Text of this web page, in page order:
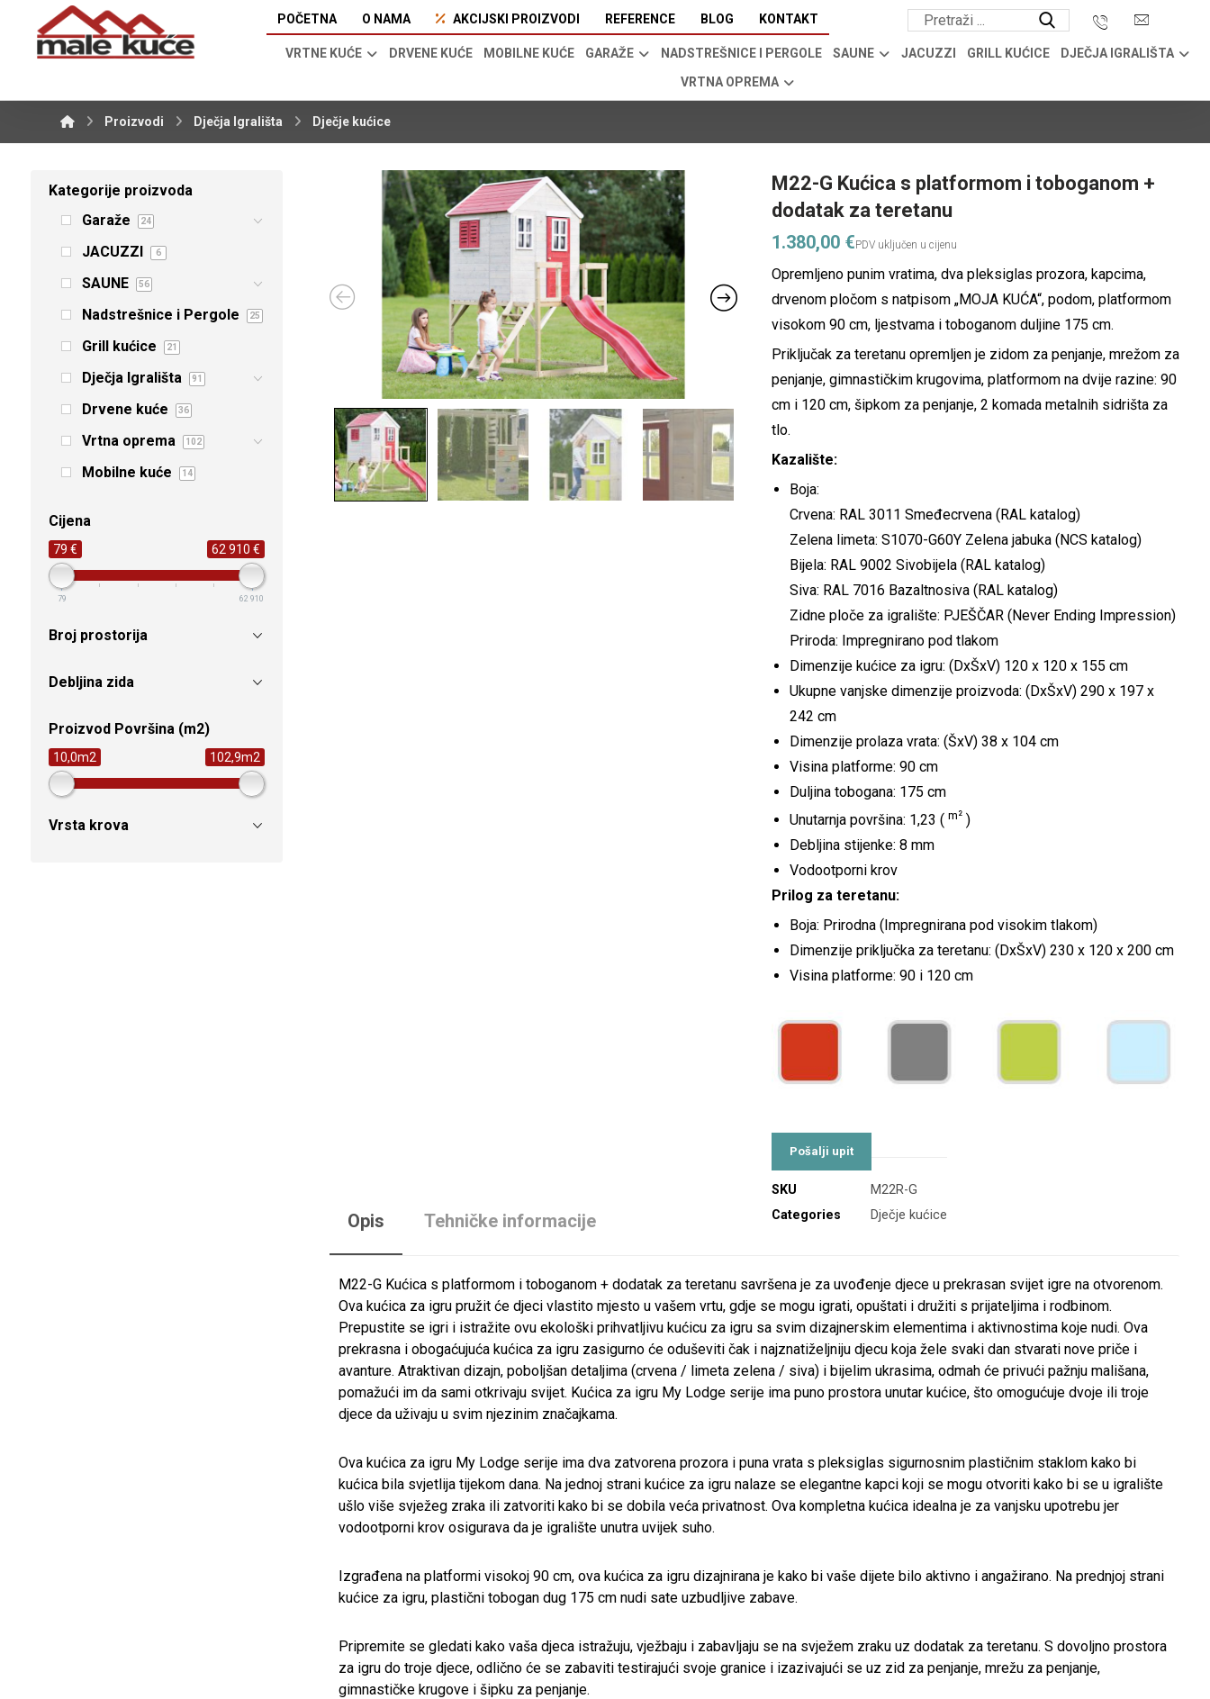
POČETNA O NAMA AKCIJSKI PROIZVODI REFERENCE BLOG KONTAKT
VRTNE KUĆE DRVENE KUĆE MOBILNE KUĆE GARAŽE NADSTREŠNICE I PERGOLE SAUNE JACUZZI GRILL KUĆICE
DJEČJA IGRALIŠTA
VRTNA OPREMA
Proizvodi Dječja Igrališta Dječje kućice
M22-G Kućica s platformom i toboganom +
dodatak za teretanu
1.380,00 €
Opremljeno punim vratima, dva pleksiglas prozora, kapcima,
drvenom pločom s natpisom „MOJA KUĆA“, podom, platformom
visokom 90 cm, ljestvama i toboganom duljine 175 cm.
Priključak za teretanu opremljen je zidom za penjanje, mrežom za
penjanje, gimnastičkim krugovima, platformom na dvije razine: 90
cm i 120 cm, šipkom za penjanje, 2 komada metalnih sidrišta za
tlo.
Kazalište:
Boja:
Crvena: RAL 3011 Smeđecrvena (RAL katalog)
Zelena limeta: S1070-G60Y Zelena jabuka (NCS katalog)
Bijela: RAL 9002 Sivobijela (RAL katalog)
Siva: RAL 7016 Bazaltnosiva (RAL katalog)
Zidne ploče za igralište: PJEŠČAR (Never Ending Impression)
Priroda: Impregnirano pod tlakom
Dimenzije kućice za igru: (DxŠxV) 120 x 120 x 155 cm
Ukupne vanjske dimenzije proizvoda: (DxŠxV) 290 x 197 x
242 cm
Dimenzije prolaza vrata: (ŠxV) 38 x 104 cm
Visina platforme: 90 cm
Duljina tobogana: 175 cm
Unutarnja površina: 1,23 ( m²)
Debljina stijenke: 8 mm
Vodootporni krov
Prilog za teretanu:
Boja: Prirodna (Impregnirana pod visokim tlakom)
Dimenzije priključka za teretanu: (DxŠxV) 230 x 120 x 200 cm
Visina platforme: 90 i 120 cm
SKU
M22R-G
Categories
Dječje kućice
Opis Tehničke informacije
M22-G Kućica s platformom i toboganom + dodatak za teretanu savršena je za uvođenje djece u prekrasan svijet igre na otvorenom.
Ova kućica za igru ​​pružit će djeci vlastito mjesto u vašem vrtu, gdje se mogu igrati, opuštati i družiti s prijateljima i rodbinom.
Prepustite se igri i istražite ovu ekološki prihvatljivu kućicu za igru ​​sa svim dizajnerskim elementima i aktivnostima koje nudi. Ova
prekrasna i obogaćujuća kućica za igru ​​zasigurno će oduševiti čak i najznatiželjniju djecu koja žele svaki dan stvarati nove priče i
avanture. Atraktivan dizajn, poboljšan detaljima (crvena / limeta zelena / siva) i bijelim ukrasima, odmah će privući pažnju mališana,
pomažući im da sami otkrivaju svijet. Kućica za igru ​​My Lodge serije ima puno prostora unutar kućice, što omogućuje dvoje ili troje
djece da uživaju u svim njezinim značajkama.
Ova kućica za igru ​​My Lodge serije ima dva zatvorena prozora i puna vrata s pleksiglas sigurnosnim plastičnim staklom kako bi
kućica bila svjetlija tijekom dana. Na jednoj strani kućice za igru ​​nalaze se elegantne kapci koji se mogu otvoriti kako bi se u igralište
ušlo više svježeg zraka ili zatvoriti kako bi se dobila veća privatnost. Ova kompletna kućica idealna je za vanjsku upotrebu jer
vodootporni krov osigurava da je igralište unutra uvijek suho.
Izgrađena na platformi visokoj 90 cm, ova kućica za igru ​​dizajnirana je kako bi vaše dijete bilo aktivno i angažirano. Na prednjoj strani
kućice za igru, plastični tobogan dug 175 cm nudi sate uzbudljive zabave.
Pripremite se gledati kako vaša djeca istražuju, vježbaju i zabavljaju se na svježem zraku uz dodatak za teretanu. S dovoljno prostora
za igru ​​do troje djece, odlično će se zabaviti testirajući svoje granice i izazivajući se uz zid za penjanje, mrežu za penjanje,
gimnastičke krugove i šipku za penjanje.
Kategorije proizvoda
Garaže
24
JACUZZI 6
SAUNE 56
Nadstrešnice i Pergole 25
Grill kućice 21
Dječja Igrališta 91
Drvene kuće 36
Vrtna oprema 102
Mobilne kuće 14
Cijena
79 € 62 910 €
79 62 910
Broj prostorija
Debljina zida
Proizvod Površina (m2)
10,0m2 102,9m2
Vrsta krova